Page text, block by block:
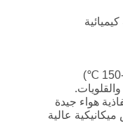
هواء جيدة
عالية